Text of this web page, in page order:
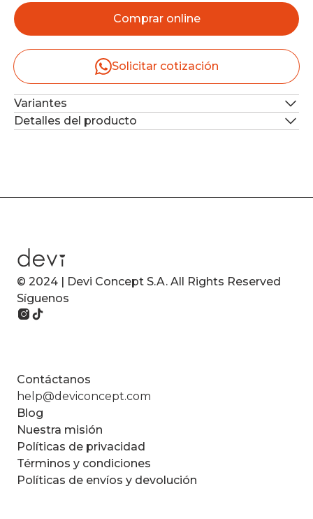
Comprar online
Solicitar cotización
Variantes
Detalles del producto
© 2024 | Devi Concept S.A. All Rights Reserved
Síguenos
Contáctanos
help@deviconcept.com
Blog
Nuestra misión
Políticas de privacidad
Términos y condiciones
Políticas de envíos y devolución